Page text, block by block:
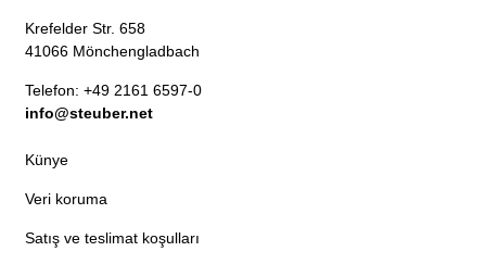
Krefelder Str. 658
41066 Mönchengladbach
Telefon: +49 2161 6597-0
info@steuber.net
Künye
Veri koruma
Satış ve teslimat koşulları